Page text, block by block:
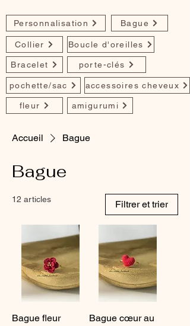
Personnalisation Bague
Collier Boucle d'oreilles
Bracelet porte-clés
pochette/sac accessoires cheveux
fleur amigurumi
Accueil Bague
Bague
12 articles Filtrer et trier
Bague fleur
Bague cœur au